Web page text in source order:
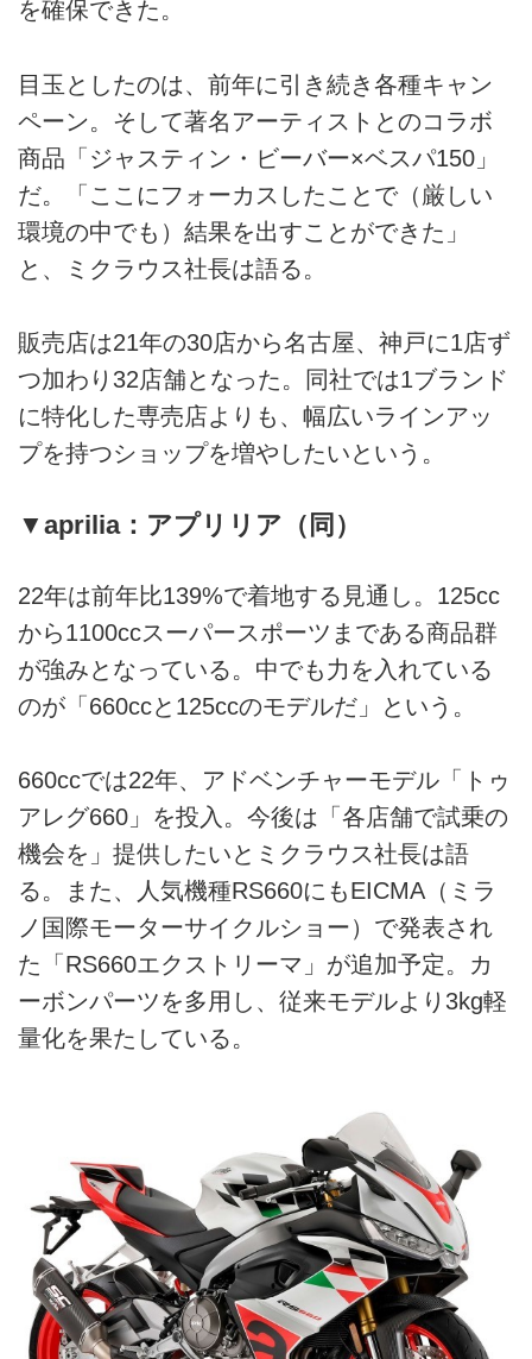
を確保できた。
目玉としたのは、前年に引き続き各種キャン
ペーン。そして著名アーティストとのコラボ
商品「ジャスティン・ビーバー×ベスパ150」
だ。「ここにフォーカスしたことで（厳しい
環境の中でも）結果を出すことができた」
と、ミクラウス社長は語る。
販売店は21年の30店から名古屋、神戸に1店ず
つ加わり32店舗となった。同社では1ブランド
に特化した専売店よりも、幅広いラインアッ
プを持つショップを増やしたいという。
▼aprilia：アプリリア（同）
22年は前年比139%で着地する見通し。125cc
から1100ccスーパースポーツまである商品群
が強みとなっている。中でも力を入れている
のが「660ccと125ccのモデルだ」という。
660ccでは22年、アドベンチャーモデル「トゥ
アレグ660」を投入。今後は「各店舗で試乗の
機会を」提供したいとミクラウス社長は語
る。また、人気機種RS660にもEICMA（ミラ
ノ国際モーターサイクルショー）で発表され
た「RS660エクストリーマ」が追加予定。カ
ーボンパーツを多用し、従来モデルより3kg軽
量化を果たしている。